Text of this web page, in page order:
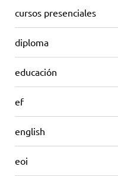
cursos presenciales
diploma
educación
ef
english
eoi